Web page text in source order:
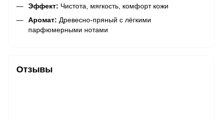
Эффект: Чистота, мягкость, комфорт кожи
Аромат: Древесно-пряный с лёгкими
парфюмерными нотами
Отзывы